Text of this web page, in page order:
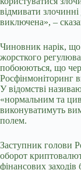
відмивати
виключена», –
Чиновник нарік, що
жорсткого
побоюються, що
Росфінмоніторинг
У відомстві
«нормальним та
виконуватимуть
полем.
Заступник голови
оборот
фінансових